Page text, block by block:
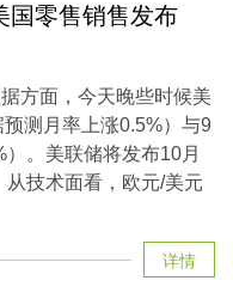
国零售销售发布
方面，今天晚些时候美
测月率上涨0.5%）与9
。美联储将发布10月
技术面看，欧元/美元
详情